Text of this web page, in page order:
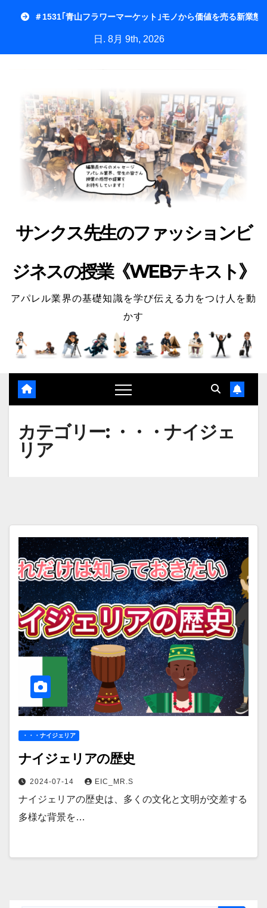
＃1531｢青山フラワーマーケット｣モノから価値を売る新業態
日. 8月 9th, 2026
サンクス先生のファッションビ
ジネスの授業《WEBテキスト》
アパレル業界の基礎知識を学び伝える力をつけ人を動
かす
カテゴリー: ・・・ナイジェ
リア
・・・ナイジェリア
ナイジェリアの歴史
2024-07-14 EIC_MR.S
ナイジェリアの歴史は、多くの文化と文明が交差する
多様な背景を…